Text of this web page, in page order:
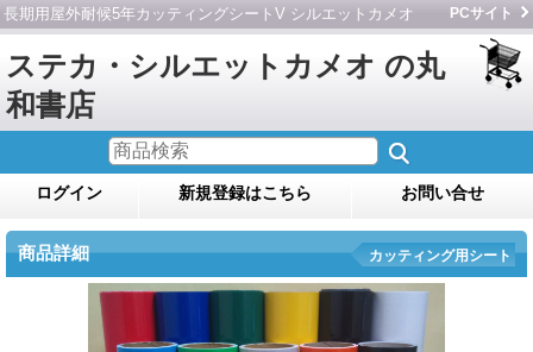
長期用屋外耐候5年カッティングシートV シルエットカメオ PCサイト
ステカ・シルエットカメオ の丸
和書店
ログイン 新規登録はこちら お問い合せ
商品詳細 カッティング用シート